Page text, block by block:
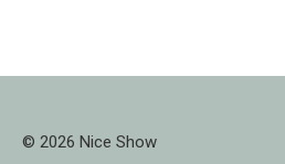
© 2026 Nice Show